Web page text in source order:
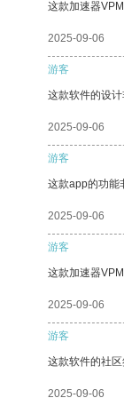
这款加速器
2025-09-06
游客
这款软件的设计
2025-09-06
游客
这款app的功能
2025-09-06
游客
这款加速器
2025-09-06
游客
这款软件的社
2025-09-06